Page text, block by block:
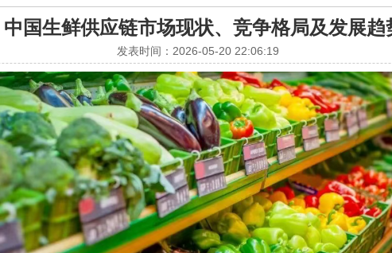
中国生鲜供应链市场现状、竞争格局及发展趋
发表时间：2026-05-20 22:06:19